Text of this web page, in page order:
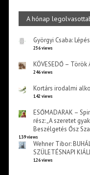
A hónap
Györgyi Csaba:
256 views
KÖVESEDŐ – Török
246 views
Kortárs irodalmi
142 views
ESŐMADARAK –
rész: „A szeretet
Beszélgetés Ősz
139 views
Wehner Tibor:
SZÜLETÉSNAPI
126 views